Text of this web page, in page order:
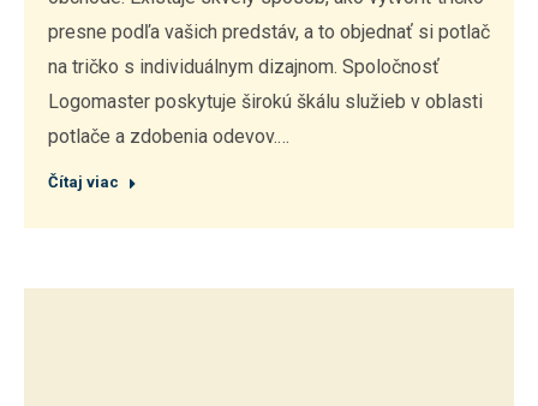
presne podľa vašich predstáv, a to objednať si potlač
na tričko s individuálnym dizajnom. Spoločnosť
Logomaster poskytuje širokú škálu služieb v oblasti
potlače a zdobenia odevov.…
Čítaj viac